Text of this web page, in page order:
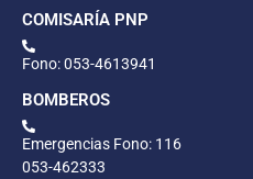
COMISARÍA PNP
Fono: 053-4613941
BOMBEROS
Emergencias Fono: 116
053-462333